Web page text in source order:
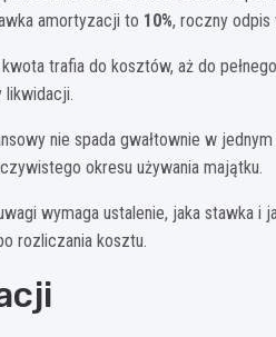
amortyzacji to 10%, roczny odpis
trafia do kosztów, aż do
likwidacji.
nie spada gwałtownie w
okresu używania majątku.
wymaga ustalenie, jaka stawka i
rozliczania kosztu.